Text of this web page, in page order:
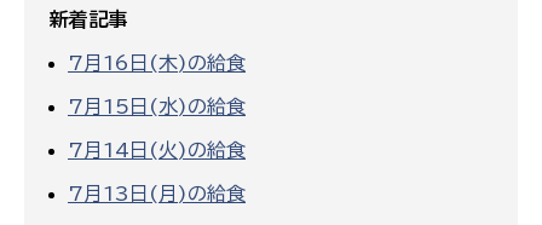
新着記事
7月16日(木)の給食
7月15日(水)の給食
7月14日(火)の給食
7月13日(月)の給食